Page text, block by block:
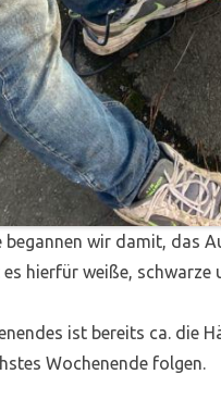
begannen wir damit, das
hierfür weiße,
ist bereits ca. die
Wochenende folgen.